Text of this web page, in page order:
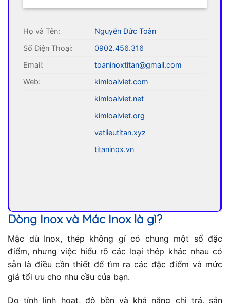
Họ và Tên:
Nguyễn Đức Toàn
Số Điện Thoại:
0902.456.316
Email:
toaninoxtitan@gmail.com
Web:
kimloaiviet.com
kimloaiviet.net
kimloaiviet.org
vatlieutitan.xyz
titaninox.vn
Dòng Inox và Mác Inox là gì?
Mặc dù Inox, thép không gỉ có chung một số đặc
điểm, nhưng việc hiểu rõ các loại thép khác nhau có
sẵn là điều cần thiết để tìm ra các đặc điểm và mức
giá tối ưu cho nhu cầu của bạn.
Do tính linh hoạt, độ bền và khả năng chi trả, sản